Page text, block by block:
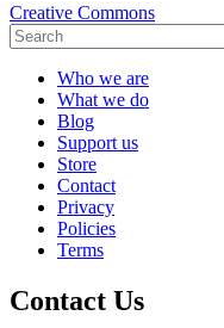
Creative Commons
Who we are
What we do
Blog
Support us
Store
Contact
Privacy
Policies
Terms
Contact Us